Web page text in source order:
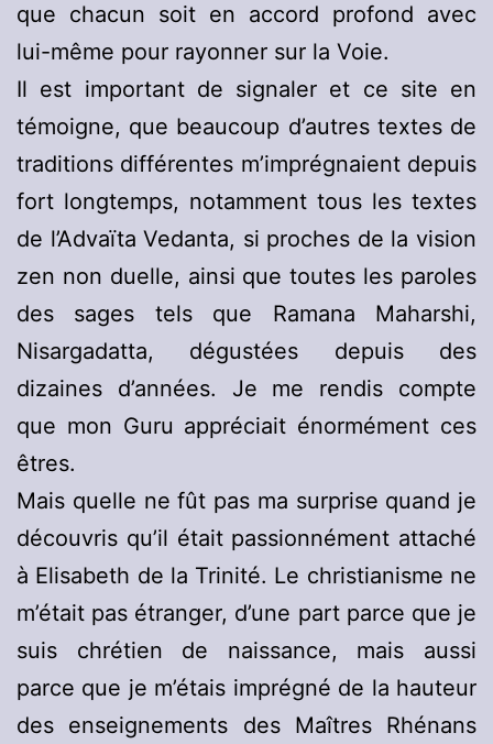
que chacun soit en accord profond avec
lui-même pour rayonner sur la Voie.
Il est important de signaler et ce site en
témoigne, que beaucoup d’autres textes de
traditions différentes m’imprégnaient depuis
fort longtemps, notamment tous les textes
de l’Advaïta Vedanta, si proches de la vision
zen non duelle, ainsi que toutes les paroles
des sages tels que Ramana Maharshi,
Nisargadatta, dégustées depuis des
dizaines d’années. Je me rendis compte
que mon Guru appréciait énormément ces
êtres.
Mais quelle ne fût pas ma surprise quand je
découvris qu’il était passionnément attaché
à Elisabeth de la Trinité. Le christianisme ne
m’était pas étranger, d’une part parce que je
suis chrétien de naissance, mais aussi
parce que je m’étais imprégné de la hauteur
des enseignements des Maîtres Rhénans